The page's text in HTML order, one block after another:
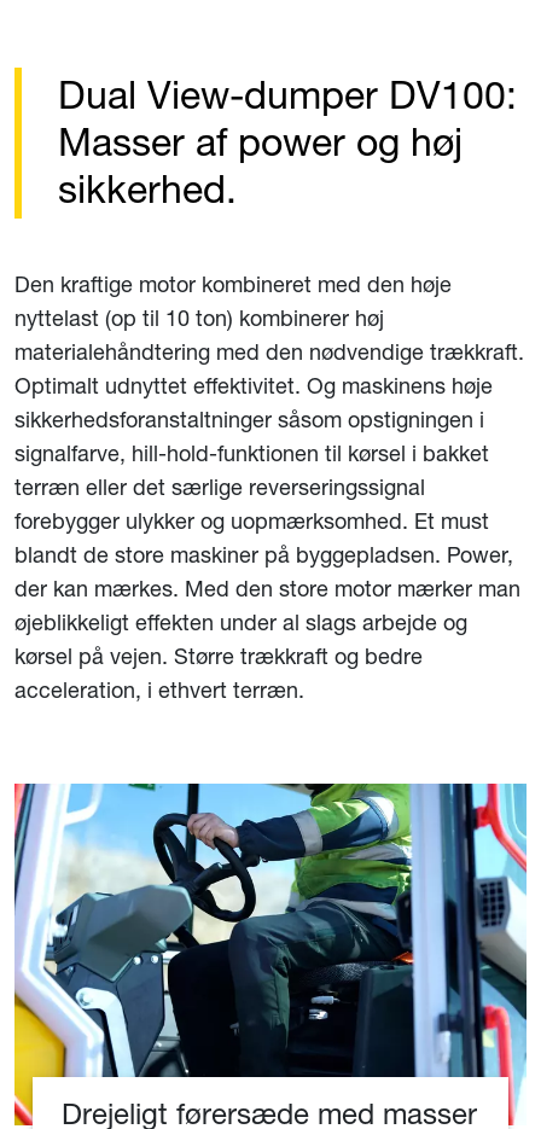
Dual View-dumper DV100:
Masser af power og høj
sikkerhed.
Den kraftige motor kombineret med den høje
nyttelast (op til 10 ton) kombinerer høj
materialehåndtering med den nødvendige trækkraft.
Optimalt udnyttet effektivitet. Og maskinens høje
sikkerhedsforanstaltninger såsom opstigningen i
signalfarve, hill-hold-funktionen til kørsel i bakket
terræn eller det særlige reverseringssignal
forebygger ulykker og uopmærksomhed. Et must
blandt de store maskiner på byggepladsen. Power,
der kan mærkes. Med den store motor mærker man
øjeblikkeligt effekten under al slags arbejde og
kørsel på vejen. Større trækkraft og bedre
acceleration, i ethvert terræn.
Drejeligt førersæde med masser